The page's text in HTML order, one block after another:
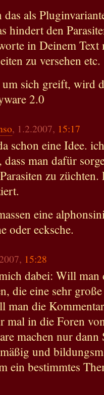
das als
hindert den
in Deinem
zu versehen etc.
um sich greift, wird
2.0
, 1.2.2007, 15:17
schon eine Idee.
man dafür
zu züchten.
eine
oder ecksche.
15:28
dabei: Will man
die eine sehr
man die
mal in die Foren
machen nur
und
ein bestimmtes